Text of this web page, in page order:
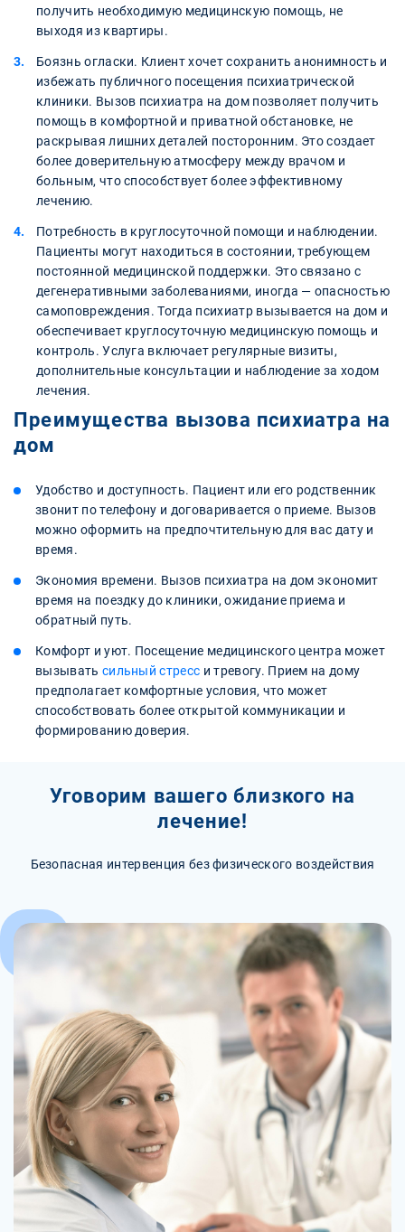
получить необходимую медицинскую помощь, не
выходя из квартиры.
Боязнь огласки. Клиент хочет сохранить анонимность и
избежать публичного посещения психиатрической
клиники. Вызов психиатра на дом позволяет получить
помощь в комфортной и приватной обстановке, не
раскрывая лишних деталей посторонним. Это создает
более доверительную атмосферу между врачом и
больным, что способствует более эффективному
лечению.
Потребность в круглосуточной помощи и наблюдении.
Пациенты могут находиться в состоянии, требующем
постоянной медицинской поддержки. Это связано с
дегенеративными заболеваниями, иногда — опасностью
самоповреждения. Тогда психиатр вызывается на дом и
обеспечивает круглосуточную медицинскую помощь и
контроль. Услуга включает регулярные визиты,
дополнительные консультации и наблюдение за ходом
лечения.
Преимущества вызова психиатра на
дом
Удобство и доступность. Пациент или его родственник
звонит по телефону и договаривается о приеме. Вызов
можно оформить на предпочтительную для вас дату и
время.
Экономия времени. Вызов психиатра на дом экономит
время на поездку до клиники, ожидание приема и
обратный путь.
Комфорт и уют. Посещение медицинского центра может
вызывать сильный стресс и тревогу. Прием на дому
предполагает комфортные условия, что может
способствовать более открытой коммуникации и
формированию доверия.
Уговорим вашего близкого на
лечение!
Безопасная интервенция без физического воздействия